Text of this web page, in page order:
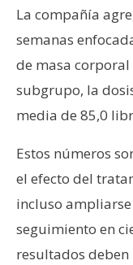
La compañía
semanas
de masa corporal
subgrupo, la
media de 85,0
Estos números
el efecto del
incluso
seguimiento en
resultados